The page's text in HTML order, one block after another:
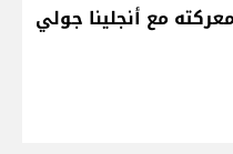
مع أنجلينا جولي